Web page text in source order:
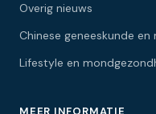
Overig nieuws
Chinese geneeskunde
Lifestyle en